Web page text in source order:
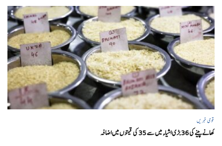
قومی خبریں
کھانے پینے کی 36 بڑی اشیاء میں سے 35 کی قیمتوں میں اضافہ